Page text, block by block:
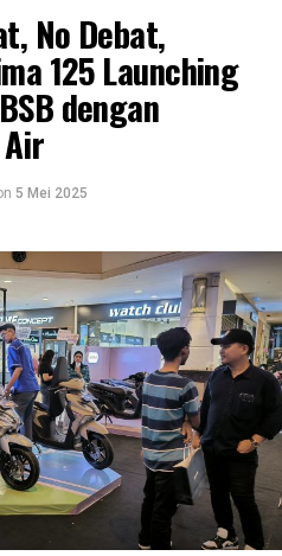
No Debat,
125 Launching
dengan
5 Mei 2025